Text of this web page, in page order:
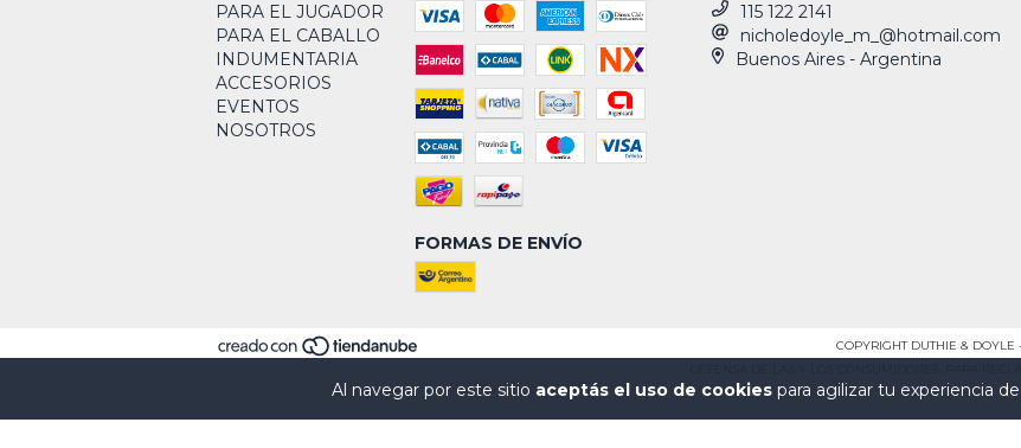
Al navegar por este sitio aceptás el uso de cookies para agilizar tu experiencia
PARA EL JUGADOR
PARA EL CABALLO
INDUMENTARIA
ACCESORIOS
EVENTOS
NOSOTROS
FORMAS DE ENVÍO
115 122 2141
nicholedoyle_m_@hotmail.com
Buenos Aires - Argentina
COPYRIGHT DUTHIE & DOYLE